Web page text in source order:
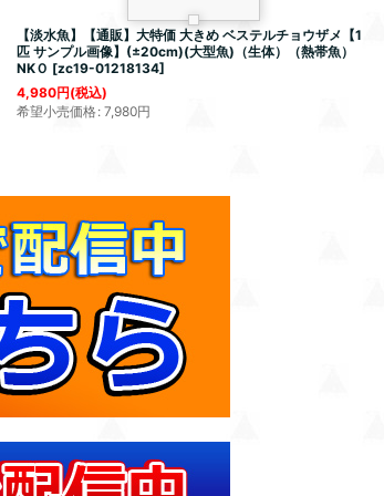
【淡水魚】【通販】大特価 大きめ ベステルチョウザメ【1
匹 サンプル画像】(±20cm)(大型魚)（生体）（熱帯魚）
NKＯ [zc19-01218134]
4,980円(税込)
希望小売価格: 7,980円